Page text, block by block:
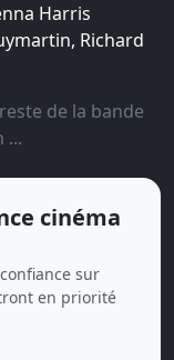
Harris
Richard
de la bande
...
cinéma
sur
en priorité